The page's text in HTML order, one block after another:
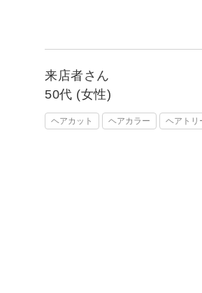
来店者さん
50代 (女性)
ヘアカット ヘアカラー ヘアトリ